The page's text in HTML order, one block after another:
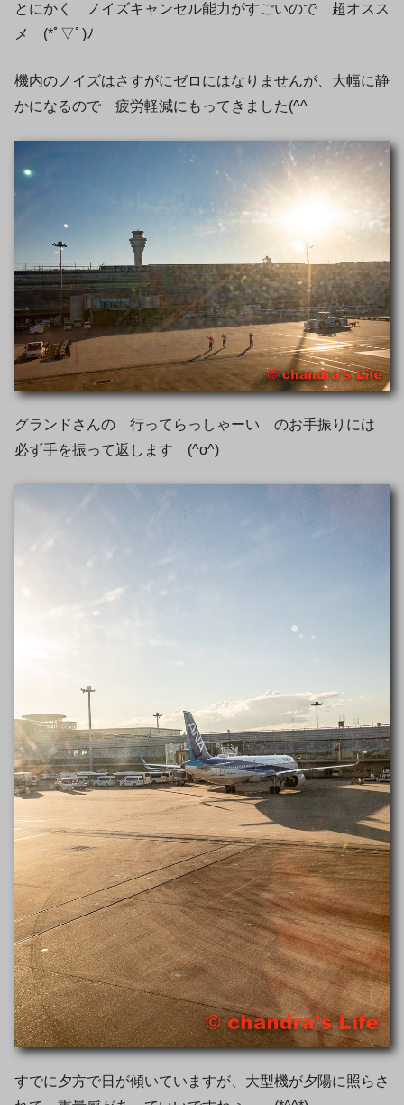
とにかく ノイズキャンセル能力がすごいので 超オスス
メ (*ﾟ▽ﾟ)ﾉ
機内のノイズはさすがにゼロにはなりませんが、大幅に静
かになるので 疲労軽減にもってきました(^^ゞ
グランドさんの 行ってらっしゃーい のお手振りには
必ず手を振って返します (^o^)
すでに夕方で日が傾いていますが、大型機が夕陽に照らさ